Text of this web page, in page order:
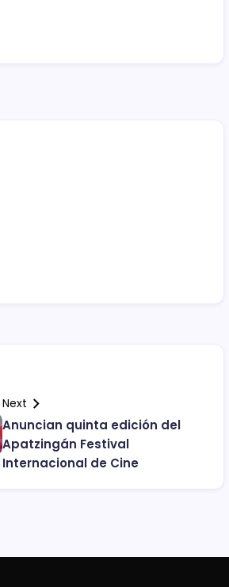
Next
Anuncian quinta edición del
Apatzingán Festival
Internacional de Cine